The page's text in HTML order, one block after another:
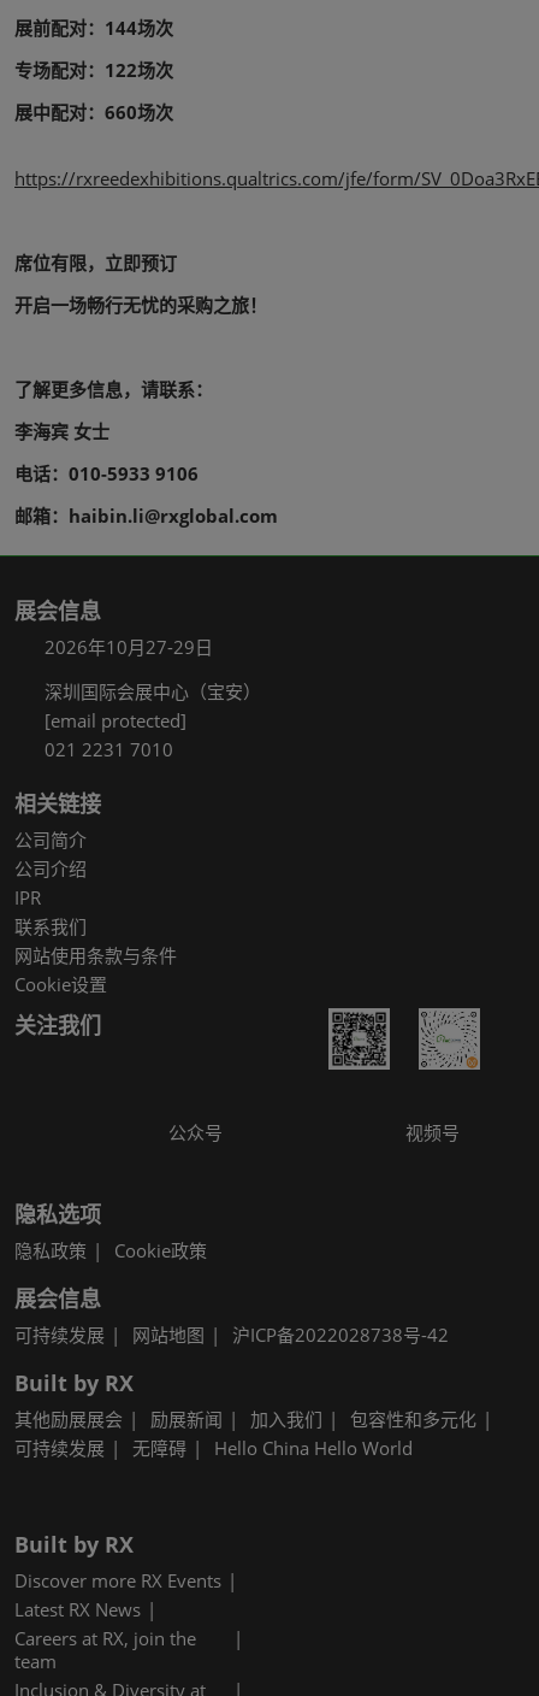
展前配对：144场次
专场配对：122场次
展中配对：660场次
https://rxreedexhibitions.qualtrics.com/jfe/form/
席位有限，立即预订
开启一场畅行无忧的采购之旅！
了解更多信息，请联系：
李海宾 女士
电话：010-5933 9106
邮箱：haibin.li@rxglobal.com
展会信息
2026年10月27-29日
深圳国际会展中心（宝安）
[email protected]
021 2231 7010
相关链接
公司简介
公司介绍
IPR
联系我们
网站使用条款与条件
Cookie设置
关注我们
公众号 视频号
隐私选项
隐私政策 Cookie政策
展会信息
可持续发展 网站地图 沪ICP备2022028738号-42
Built by RX
其他励展展会 励展新闻 加入我们
包容性和多元化
可持续发展
无障碍 Hello China Hello World
Built by RX
Discover more RX Events
Latest RX News
Careers at RX, join the
team
Inclusion & Diversity at